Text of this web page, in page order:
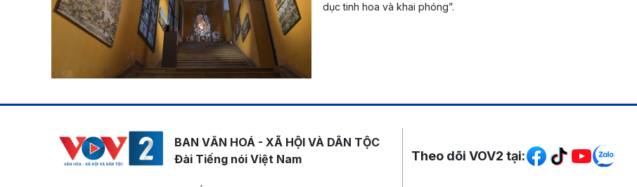
dục tinh hoa và khai phóng”.
BAN VĂN HOÁ - XÃ HỘI VÀ DÂN TỘC
Đài Tiếng nói Việt Nam
Mạng xã hội
Theo dõi VOV2 tại: